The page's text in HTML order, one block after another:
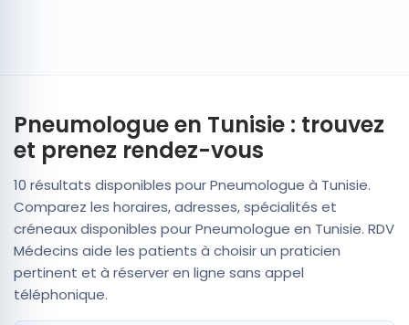
Pneumologue en Tunisie : trouvez
et prenez rendez-vous
10 résultats disponibles pour Pneumologue à Tunisie.
Comparez les horaires, adresses, spécialités et
créneaux disponibles pour Pneumologue en Tunisie. RDV
Médecins aide les patients à choisir un praticien
pertinent et à réserver en ligne sans appel
téléphonique.